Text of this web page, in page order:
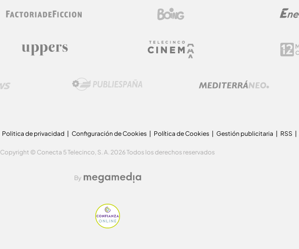
Politica de privacidad Configuración de Cookies Política de Cookies Gestión publicitaria RSS
Copyright © Conecta 5 Telecinco, S. A. 2026 Todos los derechos reservados
By